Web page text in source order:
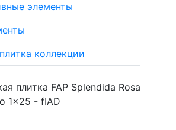
элементы
коллекции
плитка FAP Splendida Rosa
1x25 - fIAD